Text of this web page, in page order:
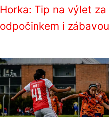
Horka: Tip na výlet za
odpočinkem i zábavou